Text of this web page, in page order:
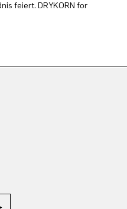
feiert. DRYKORN for